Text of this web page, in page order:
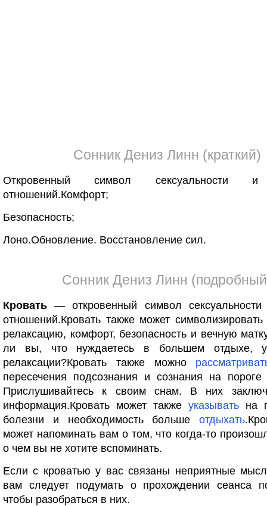
Сонник Дениз Линн (краткий)
Откровенный символ сексуальности и
отношений.Комфорт;
Безопасность;
Лоно.Обновление. Восстановление сил.
Сонник Дениз Линн
Кровать — откровенный символ
отношений.Кровать также может символизировать
релаксацию, комфорт, безопасность и вечную
ли вы, что нуждаетесь в большем отдыхе,
релаксации?Кровать также можно
пересечения подсознания и сознания на пороге
Прислушивайтесь к своим снам. В них
информация.Кровать может также указывать на
болезни и необходимость большеотдыхать
может напоминать вам о том, что когда-то
о чем вы не хотите вспоминать.
Если с кроватью у вас связаны неприятные
вам следует подумать о прохождении сеанса
чтобы разобраться в них.